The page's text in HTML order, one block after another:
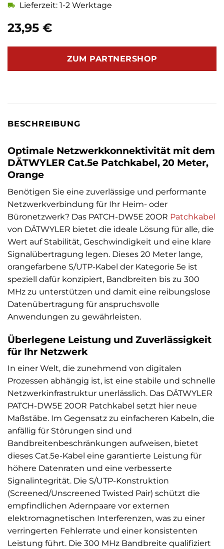
23,95 €
Lieferzeit: 1-2 Werktage
ZUM PARTNERSHOP
BESCHREIBUNG
Optimale Netzwerkkonnektivität mit dem
DÄTWYLER Cat.5e Patchkabel, 20 Meter,
Orange
Benötigen Sie eine zuverlässige und performante
Netzwerkverbindung für Ihr Heim- oder
Büronetzwerk? Das PATCH-DW5E 20OR Patchkabel
von DÄTWYLER bietet die ideale Lösung für alle, die
Wert auf Stabilität, Geschwindigkeit und eine klare
Signalübertragung legen. Dieses 20 Meter lange,
orangefarbene S/UTP-Kabel der Kategorie 5e ist
speziell dafür konzipiert, Bandbreiten bis zu 300
MHz zu unterstützen und damit eine reibungslose
Datenübertragung für anspruchsvolle
Anwendungen zu gewährleisten.
Überlegene Leistung und Zuverlässigkeit
für Ihr Netzwerk
In einer Welt, die zunehmend von digitalen
Prozessen abhängig ist, ist eine stabile und schnelle
Netzwerkinfrastruktur unerlässlich. Das DÄTWYLER
PATCH-DW5E 20OR Patchkabel setzt hier neue
Maßstäbe. Im Gegensatz zu einfacheren Kabeln, die
anfällig für Störungen sind und
Bandbreitenbeschränkungen aufweisen, bietet
dieses Cat.5e-Kabel eine garantierte Leistung für
höhere Datenraten und eine verbesserte
Signalintegrität. Die S/UTP-Konstruktion
(Screened/Unscreened Twisted Pair) schützt die
empfindlichen Adernpaare vor externen
elektromagnetischen Interferenzen, was zu einer
verringerten Fehlerrate und einer konsistenten
Leistung führt. Die 300 MHz Bandbreite qualifiziert